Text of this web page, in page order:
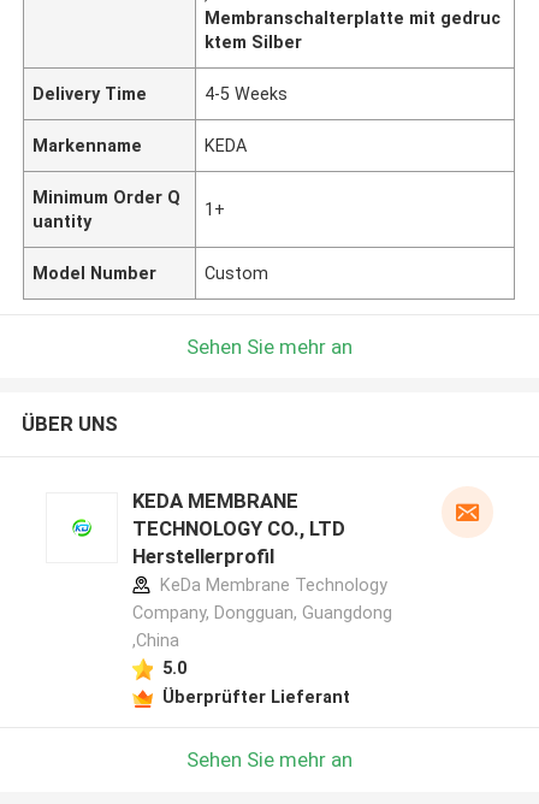
Membranschalterplatte mit gedruc
ktem Silber
Delivery Time 4-5 Weeks
Markenname KEDA
Minimum Order Q
uantity
1+
Model Number Custom
Sehen Sie mehr an
ÜBER UNS
KEDA MEMBRANE
TECHNOLOGY CO., LTD
Herstellerprofil
KeDa Membrane Technology
Company, Dongguan, Guangdong
,China
5.0
Überprüfter Lieferant
Sehen Sie mehr an